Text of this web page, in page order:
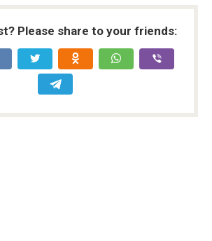
Please share to your friends: